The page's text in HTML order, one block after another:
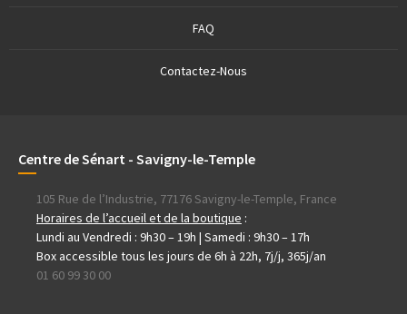
FAQ
Contactez-Nous
Centre de Sénart - Savigny-le-Temple
105 Rue de l’Industrie, 77176 Savigny-le-Temple, France
Horaires de l’accueil et de la boutique :
Lundi au Vendredi : 9h30 – 19h | Samedi : 9h30 – 17h
Box accessible tous les jours de 6h à 22h, 7j/j, 365j/an
01 60 99 30 00